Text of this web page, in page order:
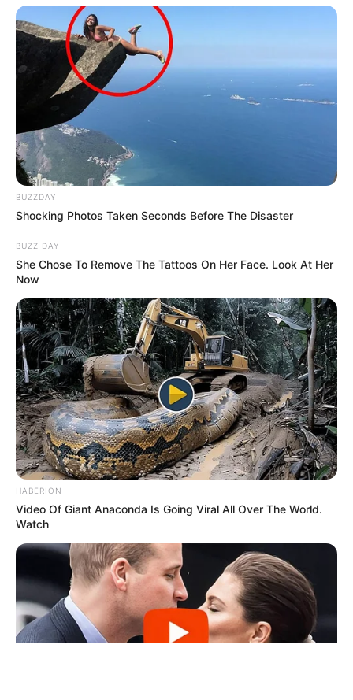
TAGS
ΕΥΒΟΙΑ
ΤΑΥΤΟΤΗΤΑ ΚΑΙ ΕΠΙΚΟΙΝΩΝΙΑ ΟΡΟΙ ΧΡΗΣΗΣ
© 2025 EVIANEWS του Γιώργου Κουτσελίνη
BUZZDAY
Shocking Photos Taken Seconds Before The Disaster
BUZZ DAY
She Chose To Remove The Tattoos On Her Face. Look At Her
Now
HABERION
Video Of Giant Anaconda Is Going Viral All Over The World.
Watch